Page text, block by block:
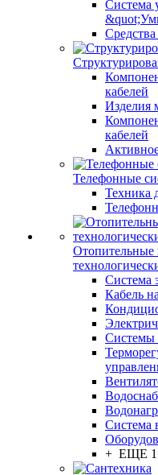
Система
кабелей
Изделия
кабелей
Телефонные
Техника
Отопительные
Система
Кабель
Системы
Система
+ ЕЩЕ 1